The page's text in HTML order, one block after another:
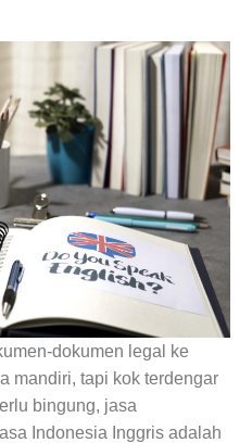
dokumen legal ke
mandiri, tapi kok terdengar
bingung, jasa
Indonesia Inggris adalah